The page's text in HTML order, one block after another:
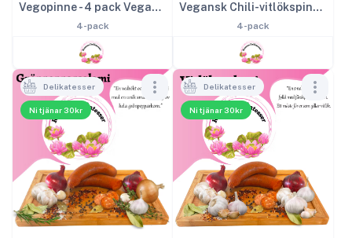
Vegopinne - 4 pack Vegansk salami
4-pack
Vegansk Chili-vitlökspinne - 4 pack
4-pack
Ni tjänar 30kr
Delikatesser
Ni tjänar 30kr
Delikatesser